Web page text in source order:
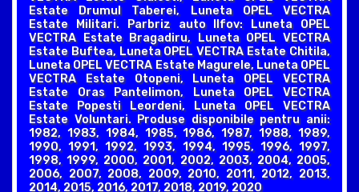
Estate Drumul Taberei, Luneta OPEL VECTRA
Estate Militari. Parbriz auto Ilfov: Luneta OPEL
VECTRA Estate Bragadiru, Luneta OPEL VECTRA
Estate Buftea, Luneta OPEL VECTRA Estate Chitila,
Luneta OPEL VECTRA Estate Magurele, Luneta OPEL
VECTRA Estate Otopeni, Luneta OPEL VECTRA
Estate Oras Pantelimon, Luneta OPEL VECTRA
Estate Popesti Leordeni, Luneta OPEL VECTRA
Estate Voluntari. Produse disponibile pentru anii:
1982, 1983, 1984, 1985, 1986, 1987, 1988, 1989,
1990, 1991, 1992, 1993, 1994, 1995, 1996, 1997,
1998, 1999, 2000, 2001, 2002, 2003, 2004, 2005,
2006, 2007, 2008, 2009, 2010, 2011, 2012, 2013,
2014, 2015, 2016, 2017, 2018, 2019, 2020